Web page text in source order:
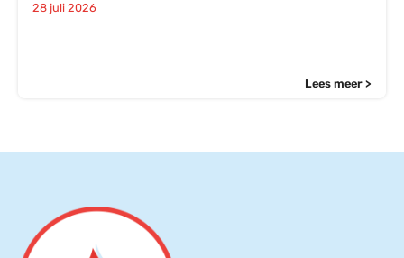
28 juli 2026
Lees meer >